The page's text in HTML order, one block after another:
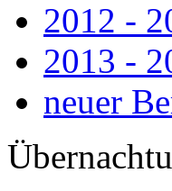
2012 -
2013 -
neuer